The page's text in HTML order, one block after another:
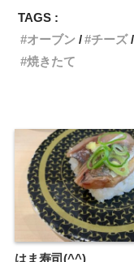
TAGS :
オーブン
チーズ
焼きたて
はま寿司(^^)